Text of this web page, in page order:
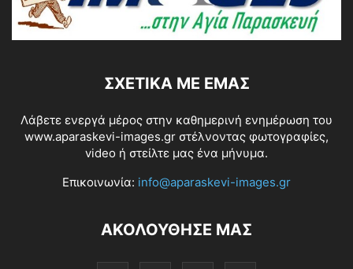
ΣΧΕΤΙΚΆ ΜΕ ΕΜΆΣ
Λάβετε ενεργά μέρος στην καθημερινή ενημέρωση του
www.aparaskevi-images.gr στέλνοντας φωτογραφίες,
video ή στείλτε μας ένα μήνυμα.
Επικοινωνία: info@aparaskevi-images.gr
ΑΚΟΛΟΥΘΗΣΕ ΜΑΣ